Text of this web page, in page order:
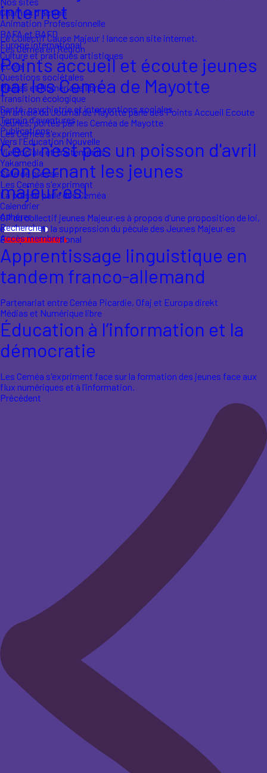
Champs d'action
Animation Professionnelle
BAFA et BAFD
Europe international
Culture et pratiques artistiques
École
Questions sociétales
Médias et Numérique libre
Transition écologique
Santé, psychiatrie et interventions sociales
Terrain d'aventures
Publications
Vers l'Éducation Nouvelle
Vie Sociale et Traitements
Yakamedia
Salle de presse
Les Ceméa s'expriment
La presse parle des Ceméa
Calendrier
Adhérer
Rechercher
Accès membres
internet
Le Collectif Cause Majeur ! lance son site internet.
Les Ceméa en Région
Points accueil et écoute jeunes
par les Ceméa de Mayotte
Un article du Journal de Mayotte parle des Points Accueil Ecoute
Jeunes, portés par les Ceméa de Mayotte
Les Ceméa s'expriment
Ceci n'est pas un poisson d'avril
concernant les jeunes
majeur·es!
CP du collectif jeunes Majeur·es à propos d'une proposition de loi,
envisageant la suppression du pécule des Jeunes Majeur·es
Europe international
Apprentissage linguistique en
tandem franco-allemand
Partenariat entre Ceméa Picardie, Ofaj et Europa direkt
Médias et Numérique libre
Éducation à l’information et la
démocratie
Les Ceméa s'expriment face sur la formation des jeunes face aux
flux numériques et à l’information.
Précédent